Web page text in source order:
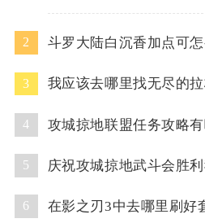
2 斗罗大陆白沉香加点可
3 我应该去哪里找无尽的
4 攻城掠地联盟任务攻略
5
6 在影之刃3中去哪里刷好